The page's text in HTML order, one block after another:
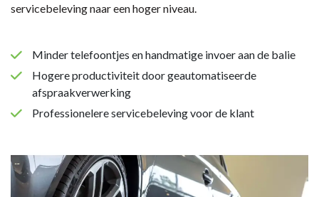
servicebeleving naar een hoger niveau.
Minder telefoontjes en handmatige invoer aan de balie
Hogere productiviteit door geautomatiseerde
afspraakverwerking
Professionelere servicebeleving voor de klant